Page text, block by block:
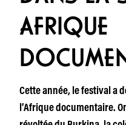
AFRIQUE
Cette année, le festival a
l’Afrique documentaire.